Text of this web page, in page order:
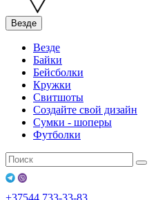
Везде
Везде
Байки
Бейсболки
Кружки
Свитшоты
Создайте свой дизайн
Сумки - шоперы
Футболки